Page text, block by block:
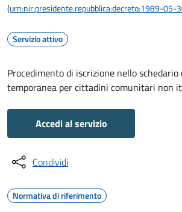
(urn:nir:presidente.repubblica:decreto:1989-05-
Servizio attivo
Procedimento di iscrizione nello schedario
temporanea per cittadini comunitari non
Accedi al servizio
Condividi
Normativa di riferimento